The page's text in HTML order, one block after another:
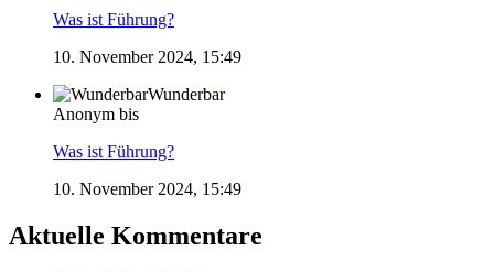
Was ist Führung?
10. November 2024, 15:49
Wunderbar
Anonym bis
Was ist Führung?
10. November 2024, 15:49
Aktuelle Kommentare